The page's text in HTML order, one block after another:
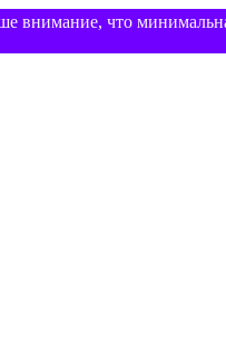
внимание, что